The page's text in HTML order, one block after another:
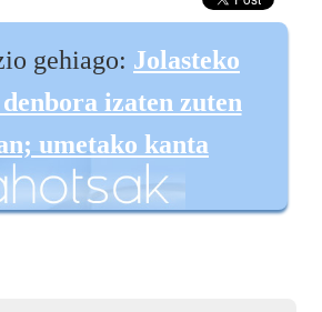
gehiago: Jolasteko
izaten zuten
umetako kanta